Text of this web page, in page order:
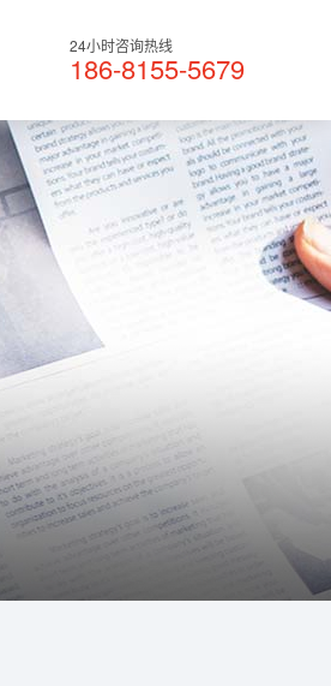
24小时咨询热线
186-8155-5679